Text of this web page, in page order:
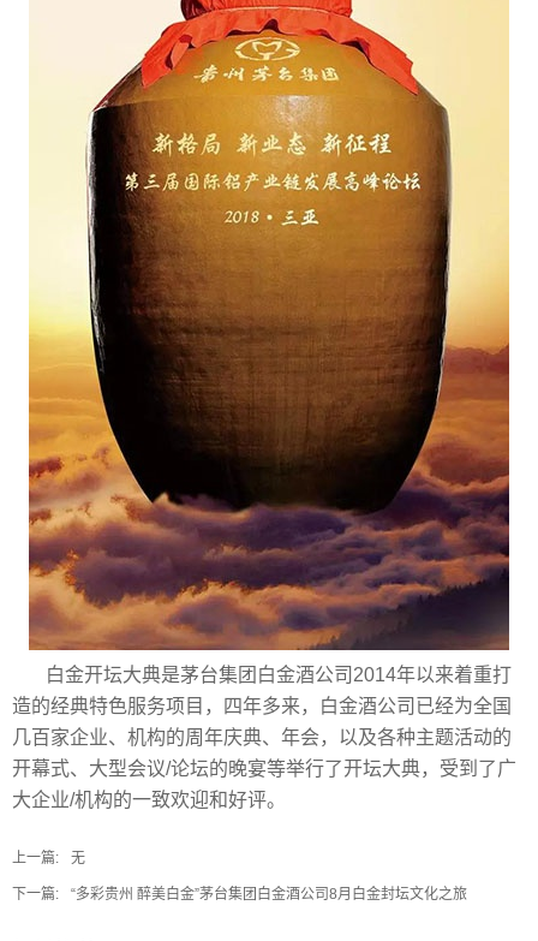
白金开坛大典是茅台集团白金酒公司2014年以来着重打
造的经典特色服务项目，四年多来，白金酒公司已经为全国
几百家企业、机构的周年庆典、年会，以及各种主题活动的
开幕式、大型会议/论坛的晚宴等举行了开坛大典，受到了广
大企业/机构的一致欢迎和好评。
上一篇: 无
下一篇: “多彩贵州 醉美白金”茅台集团白金酒公司8月白金封坛文化之旅